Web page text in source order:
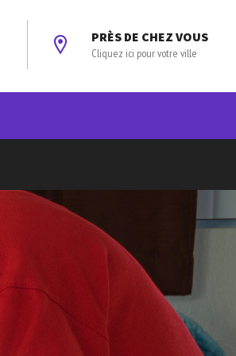
PRÈS DE CHEZ VOUS
Cliquez ici pour votre ville